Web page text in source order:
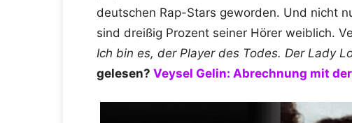
deutschen Rap-Stars geworden. Und nicht
sind dreißig Prozent seiner Hörer weiblich.
Ich bin es, der Player des Todes. Der Lady
gelesen? Veysel Gelin: Abrechnung mit